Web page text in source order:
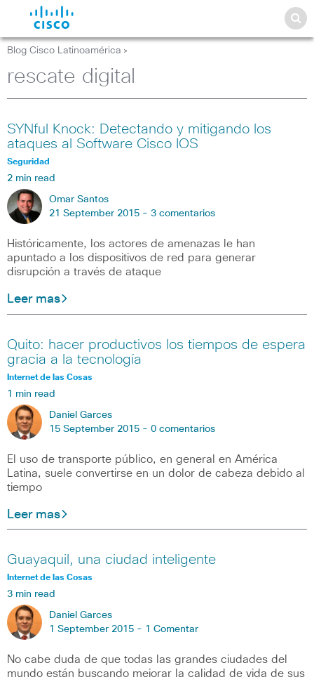
Blog Cisco Latinoamérica >
rescate digital
SYNful Knock: Detectando y mitigando los
ataques al Software Cisco IOS
Seguridad
2 min read
Omar Santos
21 September 2015 - 3 comentarios
Históricamente, los actores de amenazas le han
apuntado a los dispositivos de red para generar
disrupción a través de ataque
Leer mas
Quito: hacer productivos los tiempos de espera
gracia a la tecnología
Internet de las Cosas
1 min read
Daniel Garces
15 September 2015 - 0 comentarios
El uso de transporte público, en general en América
Latina, suele convertirse en un dolor de cabeza debido al
tiempo
Leer mas
Guayaquil, una ciudad inteligente
Internet de las Cosas
3 min read
Daniel Garces
1 September 2015 - 1 Comentar
No cabe duda de que todas las grandes ciudades del
mundo están buscando mejorar la calidad de vida de sus